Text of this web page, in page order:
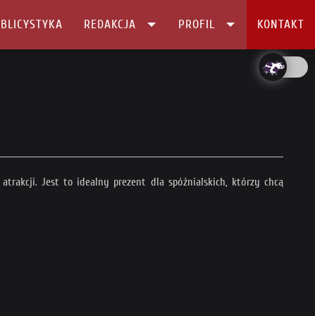
REDAKCJA PROFIL KONTAKT
atrakcji. Jest to idealny prezent dla spóźnialskich, którzy chcą